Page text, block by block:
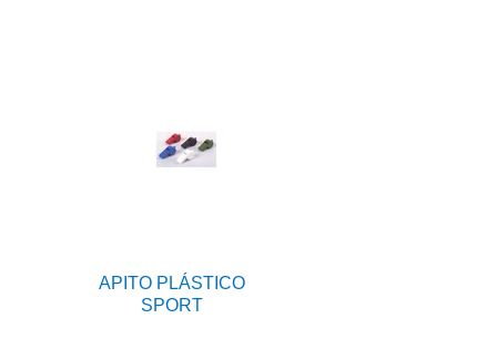
APITO PLÁSTICO
SPORT